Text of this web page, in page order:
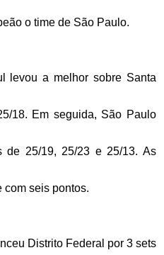
o time de São Paulo.
levou a melhor sobre Santa
18. Em seguida, São Paulo
de 25/19, 25/23 e 25/13. As
com seis pontos.
Distrito Federal por 3 sets